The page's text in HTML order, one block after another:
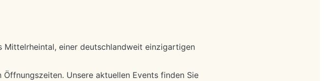
Mittelrheintal, einer deutschlandweit einzigartigen
Unsere aktuellen Events finden Sie